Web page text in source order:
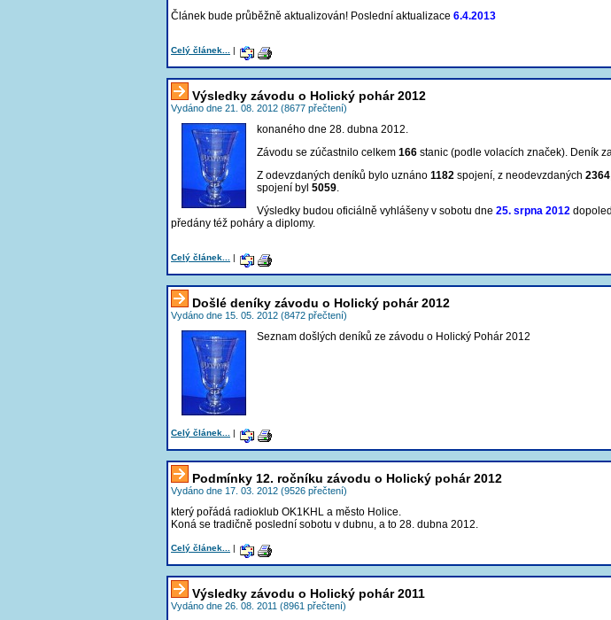
Článek bude průběžně aktualizován! Poslední aktualizace 6.4.2013
Celý článek... |
Výsledky závodu o Holický pohár 2012
Vydáno dne 21. 08. 2012 (8677 přečtení)
konaného dne 28. dubna 2012.
Závodu se zúčastnilo celkem 166 stanic (podle volacích značek). Deník
Z odevzdaných deníků bylo uznáno 1182 spojení, z neodevzdaných 2364
spojení byl 5059.
Výsledky budou oficiálně vyhlášeny v sobotu dne 25. srpna 2012
předány též poháry a diplomy.
Celý článek... |
Došlé deníky závodu o Holický pohár 2012
Vydáno dne 15. 05. 2012 (8472 přečtení)
Seznam došlých deníků ze závodu o Holický Pohár 2012
Celý článek... |
Podmínky 12. ročníku závodu o Holický pohár 2012
Vydáno dne 17. 03. 2012 (9526 přečtení)
který pořádá radioklub OK1KHL a město Holice.
Koná se tradičně poslední sobotu v dubnu, a to 28. dubna 2012.
Celý článek... |
Výsledky závodu o Holický pohár 2011
Vydáno dne 26. 08. 2011 (8961 přečtení)